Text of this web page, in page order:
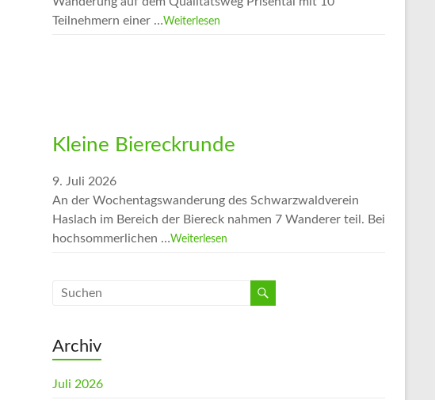
Teilnehmern einer …Weiterlesen
Kleine Biereckrunde
9. Juli 2026
An der Wochentagswanderung des Schwarzwaldverein
Haslach im Bereich der Biereck nahmen 7 Wanderer teil. Bei
hochsommerlichen …Weiterlesen
Archiv
Juli 2026